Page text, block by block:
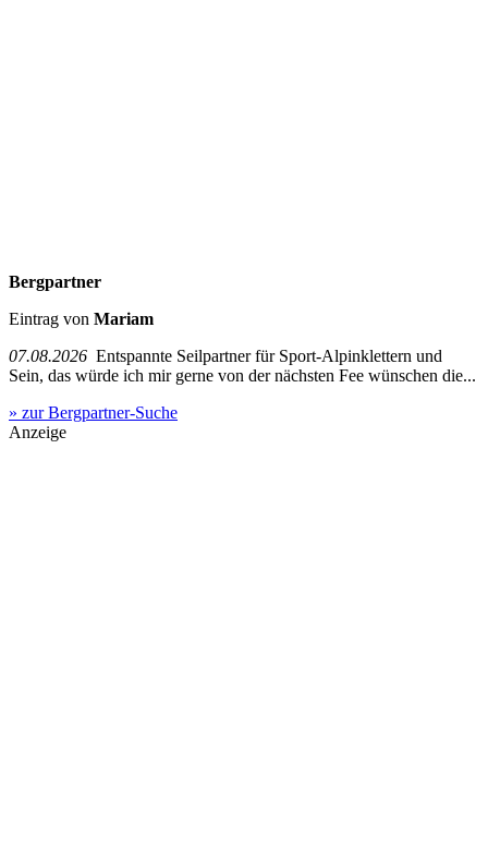
Bergpartner
Eintrag von Mariam
07.08.2026 Entspannte Seilpartner für Sport-Alpinklettern und
Sein, das würde ich mir gerne von der nächsten Fee wünschen die...
» zur Bergpartner-Suche
Anzeige